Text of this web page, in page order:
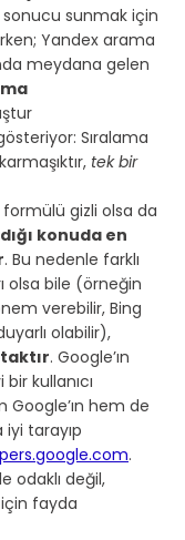
sonucu sunmak için
Yandex arama
meydana gelen
Sıralama
tek bir
gizli olsa da
konuda en
. Bu nedenle farklı
olsa bile (örneğin
verebilir, Bing
olabilir),
. Google’ın
kullanıcı
hem de
tarayıp
.
odaklı değil,
fayda